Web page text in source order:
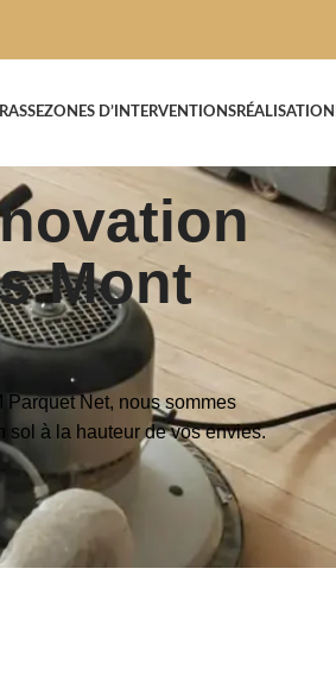
ZONES D’INTERVENTIONSRÉALISATION
Mont
Parquet Net, nous sommes
sol à la hauteur de vos envies.